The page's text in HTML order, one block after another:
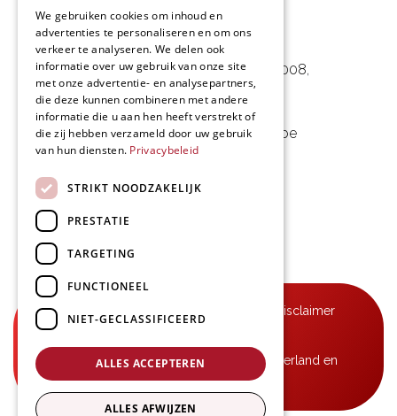
L&D Foodpartner BV
Noorwegenstraat 29D, Haven 8008,
9940 Evergem, BE
09 253 49 57- mail@delmo.be
BE 0768.656.308
Volg ons
Disclaimer
B2B-leveringen in België, Frankrijk, Nederland en
Luxemburg
We gebruiken cookies om inhoud en
advertenties te personaliseren en om ons
verkeer te analyseren. We delen ook
informatie over uw gebruik van onze site
met onze advertentie- en analysepartners,
die deze kunnen combineren met andere
informatie die u aan hen heeft verstrekt of
die zij hebben verzameld door uw gebruik
van hun diensten. Privacybeleid
STRIKT NOODZAKELIJK
PRESTATIE
TARGETING
FUNCTIONEEL
NIET-GECLASSIFICEERD
ALLES ACCEPTEREN
ALLES AFWIJZEN